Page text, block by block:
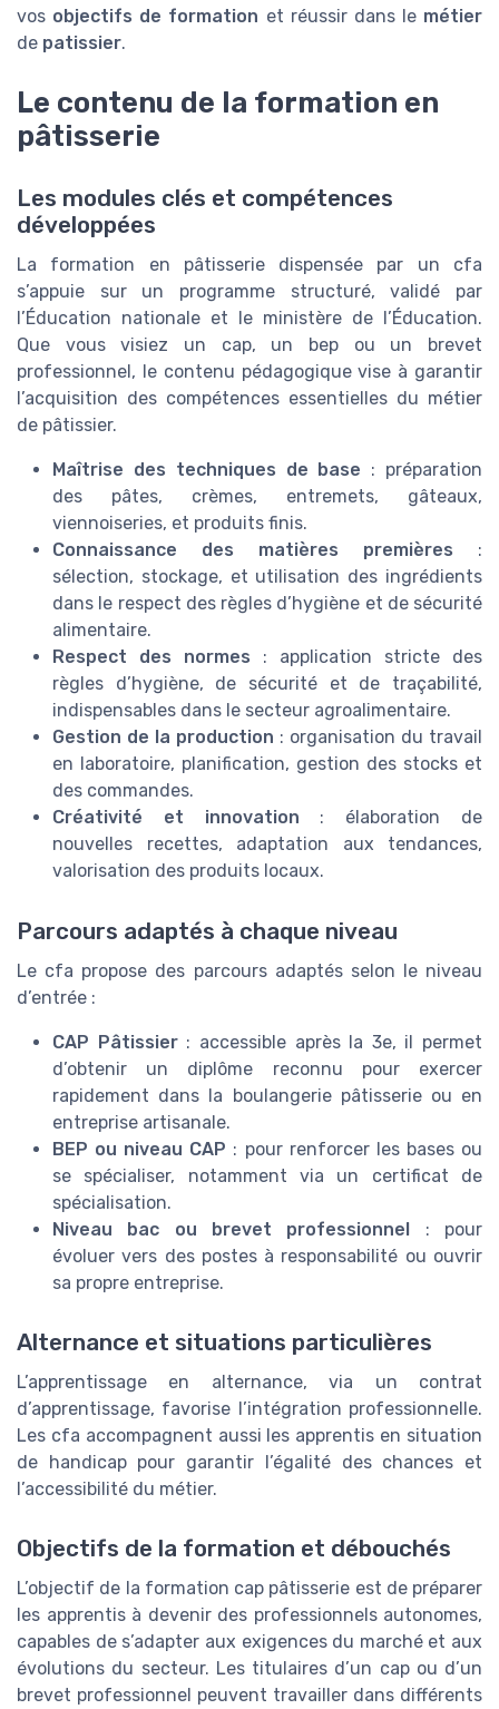
vos objectifs de formation et réussir dans le métier
de patissier.
Le contenu de la formation en
pâtisserie
Les modules clés et compétences
développées
La formation en pâtisserie dispensée par un cfa
s’appuie sur un programme structuré, validé par
l’Éducation nationale et le ministère de l’Éducation.
Que vous visiez un cap, un bep ou un brevet
professionnel, le contenu pédagogique vise à garantir
l’acquisition des compétences essentielles du métier
de pâtissier.
Maîtrise des techniques de base : préparation
des pâtes, crèmes, entremets, gâteaux,
viennoiseries, et produits finis.
Connaissance des matières premières :
sélection, stockage, et utilisation des ingrédients
dans le respect des règles d’hygiène et de sécurité
alimentaire.
Respect des normes : application stricte des
règles d’hygiène, de sécurité et de traçabilité,
indispensables dans le secteur agroalimentaire.
Gestion de la production : organisation du travail
en laboratoire, planification, gestion des stocks et
des commandes.
Créativité et innovation : élaboration de
nouvelles recettes, adaptation aux tendances,
valorisation des produits locaux.
Parcours adaptés à chaque niveau
Le cfa propose des parcours adaptés selon le niveau
d’entrée :
CAP Pâtissier: accessible après la 3e, il permet
d’obtenir un diplôme reconnu pour exercer
rapidement dans la boulangerie pâtisserie ou en
entreprise artisanale.
BEP ou niveau CAP : pour renforcer les bases ou
se spécialiser, notamment via un certificat de
spécialisation.
Niveau bac ou brevet professionnel : pour
évoluer vers des postes à responsabilité ou ouvrir
sa propre entreprise.
Alternance et situations particulières
L’apprentissage en alternance, via un contrat
d’apprentissage, favorise l’intégration professionnelle.
Les cfa accompagnent aussi les apprentis en situation
de handicap pour garantir l’égalité des chances et
l’accessibilité du métier.
Objectifs de la formation et débouchés
L’objectif de la formation cap pâtisserie est de préparer
les apprentis à devenir des professionnels autonomes,
capables de s’adapter aux exigences du marché et aux
évolutions du secteur. Les titulaires d’un cap ou d’un
brevet professionnel peuvent travailler dans différents